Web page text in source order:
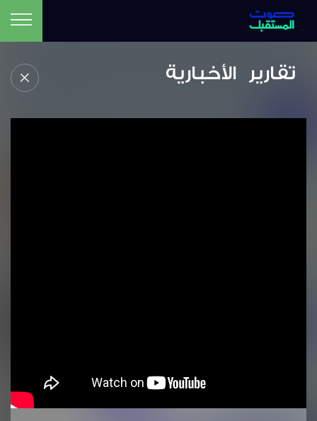
تقارير الأخبارية